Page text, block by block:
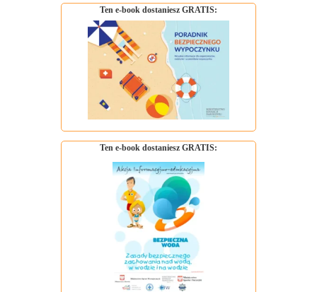
Ten e-book dostaniesz GRATIS:
Ten e-book dostaniesz GRATIS: